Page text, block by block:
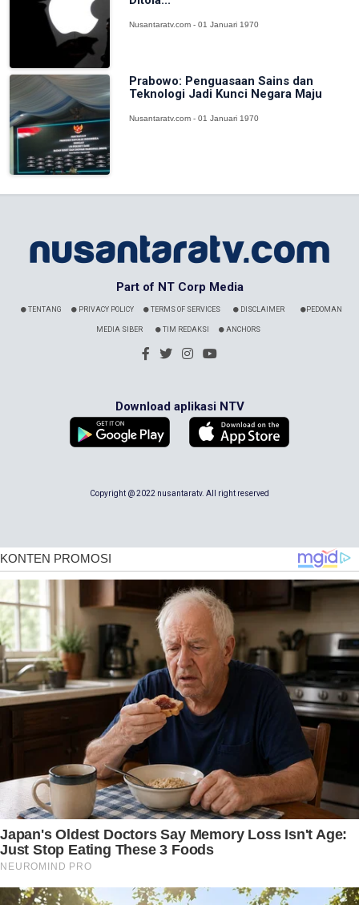
Nusantaratv.com - 01 Januari 1970
Prabowo: Penguasaan Sains dan
Teknologi Jadi Kunci Negara Maju
Nusantaratv.com - 01 Januari 1970
Part of NT Corp Media
TENTANG PRIVACY POLICY TERMS OF SERVICES DISCLAIMER PEDOMAN
MEDIA SIBER TIM REDAKSI ANCHORS
Download aplikasi NTV
Copyright @ 2022 nusantaratv. All right reserved